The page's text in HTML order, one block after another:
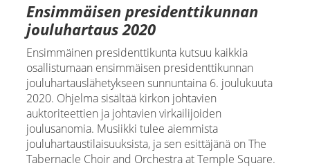
Ensimmäisen presidenttikunnan
jouluhartaus 2020
Ensimmäinen presidenttikunta kutsuu kaikkia
osallistumaan ensimmäisen presidenttikunnan
jouluhartauslähetykseen sunnuntaina 6. joulukuuta
2020. Ohjelma sisältää kirkon johtavien
auktoriteettien ja johtavien virkailijoiden
joulusanomia. Musiikki tulee aiemmista
jouluhartaustilaisuuksista, ja sen esittäjänä on The
Tabernacle Choir and Orchestra at Temple Square.